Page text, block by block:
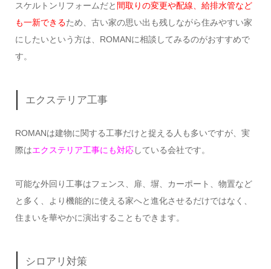
スケルトンリフォームだと 間取りの変更や配線、給排水管など
も一新できるため、古い家の思い出も残しながら住みやすい家
にしたいという方は、ROMANに相談してみるのがおすすめで
す。
エクステリア工事
ROMANは建物に関する工事だけと捉える人も多いですが、実
際はエクステリア工事にも対応している会社です。
可能な外回り工事はフェンス、扉、塀、カーポート、物置など
と多く、より機能的に使える家へと進化させるだけではなく、
住まいを華やかに演出することもできます。
シロアリ対策